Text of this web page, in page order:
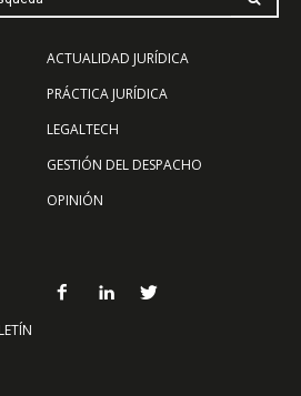
ACTUALIDAD JURÍDICA
PRÁCTICA JURÍDICA
LEGALTECH
GESTIÓN DEL DESPACHO
OPINIÓN